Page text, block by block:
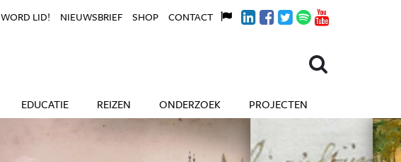
EDUCATIE REIZEN ONDERZOEK PROJECTEN
WORD LID! NIEUWSBRIEF SHOP CONTACT